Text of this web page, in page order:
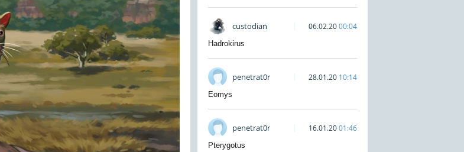
custodian 06.02.2000:04
Hadrokirus
penetrat0r 28.01.20 10:14
Eomys
penetrat0r 16.01.2001:46
Pterygotus